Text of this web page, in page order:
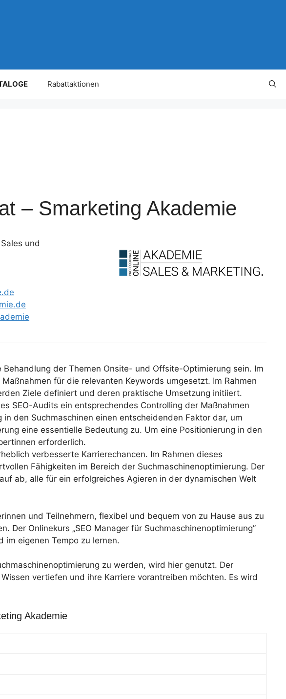
Rabattaktionen
– Smarketing Akademie
und
der Themen Onsite- und Offsite-Optimierung sein. Im
für die relevanten Keywords umgesetzt. Im Rahmen
Ziele definiert und deren praktische Umsetzung initiiert.
SEO-Audits ein entsprechendes Controlling der Maßnahmen
den Suchmaschinen einen entscheidenden Faktor dar, um
eine essentielle Bedeutung zu. Um eine Positionierung in den
erforderlich.
verbesserte Karrierechancen. Im Rahmen dieses
Fähigkeiten im Bereich der Suchmaschinenoptimierung. Der
ab, alle für ein erfolgreiches Agieren in der dynamischen Welt
und Teilnehmern, flexibel und bequem von zu Hause aus zu
Onlinekurs „SEO Manager für Suchmaschinenoptimierung”
im eigenen Tempo zu lernen.
zu werden, wird hier genutzt. Der
vertiefen und ihre Karriere vorantreiben möchten. Es wird
Akademie